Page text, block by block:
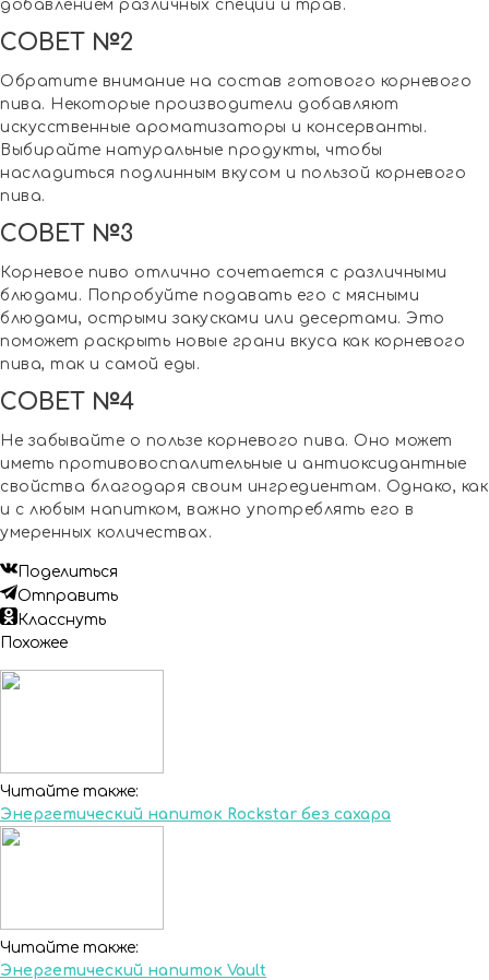
добавлением различных специй и трав.
СОВЕТ №2
Обратите внимание на состав готового корневого
пива. Некоторые производители добавляют
искусственные ароматизаторы и консерванты.
Выбирайте натуральные продукты, чтобы
насладиться подлинным вкусом и пользой корневого
пива.
СОВЕТ №3
Корневое пиво отлично сочетается с различными
блюдами. Попробуйте подавать его с мясными
блюдами, острыми закусками или десертами. Это
поможет раскрыть новые грани вкуса как корневого
пива, так и самой еды.
СОВЕТ №4
Не забывайте о пользе корневого пива. Оно может
иметь противовоспалительные и антиоксидантные
свойства благодаря своим ингредиентам. Однако, как
и с любым напитком, важно употреблять его в
умеренных количествах.
Поделиться
Отправить
Класснуть
Похожее
Читайте также:
Энергетический напиток Rockstar без сахара
Читайте также:
Энергетический напиток Vault